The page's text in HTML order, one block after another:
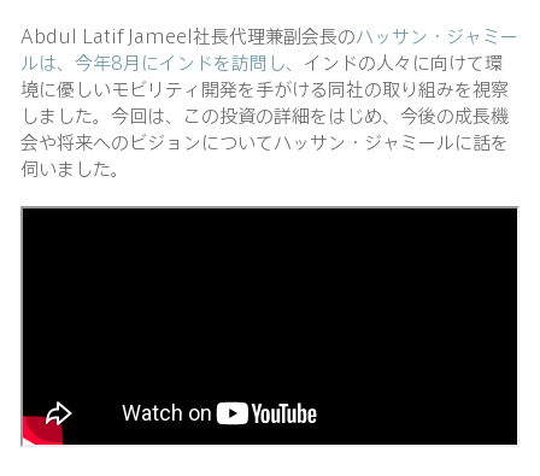
Abdul Latif Jameel社長代理兼副会長のハッサン・ジャミー
ルは、今年8月にインドを訪問し、 インドの人々に向けて環
境に優しいモビリティ開発を手がける同社の取り組みを視察
しました。今回は、この投資の詳細をはじめ、今後の成長機
会や将来へのビジョンについてハッサン・ジャミールに話を
伺いました。